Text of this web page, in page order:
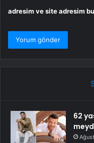
adresim ve site adresim
62